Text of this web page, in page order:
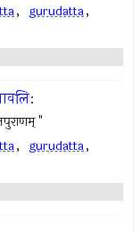
, gurudatta,
"
, gurudatta,